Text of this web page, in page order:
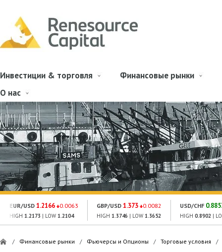
Инвестиции & торговля Финансовые рынки
О нас
EUR/USD 1.2166 0.0063
HIGH 1.2173 | LOW 1.2104
GBP/USD 1.373 0.0082
HIGH 1.3746 | LOW 1.3652
USD/CHF
HIGH 0.8902 |
/ Финансовые рынки / Фьючерсы и Опционы / Торговые условия /